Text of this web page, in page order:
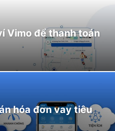
Vimo để thanh toán
hóa đơn vay tiêu